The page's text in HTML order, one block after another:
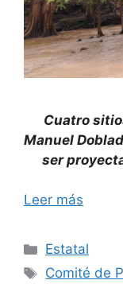
Cuatro
Manuel
ser
Leer más
Categorías
Estatal
Etiquetas
Comité de